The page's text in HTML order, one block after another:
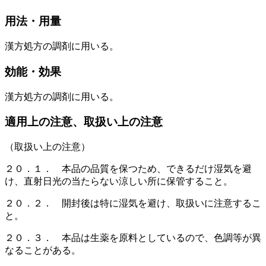
用法・用量
漢方処方の調剤に用いる。
効能・効果
漢方処方の調剤に用いる。
適用上の注意、取扱い上の注意
（取扱い上の注意）
２０．１． 本品の品質を保つため、できるだけ湿気を避
け、直射日光の当たらない涼しい所に保管すること。
２０．２． 開封後は特に湿気を避け、取扱いに注意するこ
と。
２０．３． 本品は生薬を原料としているので、色調等が異
なることがある。